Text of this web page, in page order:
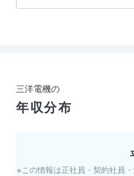
三洋電機の
年収分布
※この情報は正社員・契約社員